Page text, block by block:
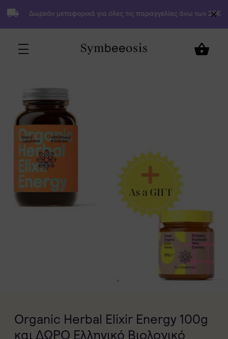
Δωρεάν μεταφορικά για όλες τις παραγγελίες άνω των 25€
Organic Herbal Elixir Energy 100g
και ΔΩΡΟ Ελληνικό Βιολογικό
€ Προσθήκη στο Καλάθι